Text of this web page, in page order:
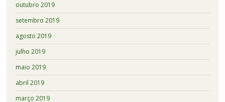
outubro 2019
setembro 2019
agosto 2019
julho 2019
maio 2019
abril 2019
março 2019